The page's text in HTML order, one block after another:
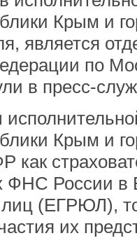
Крым и
является
по
в пресс-
Крым и
как
ФНС России в
(ЕГРЮЛ),
их